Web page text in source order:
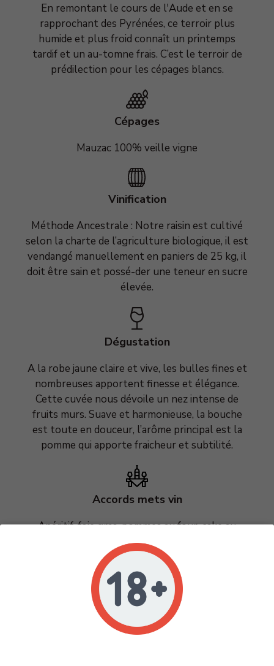
En remontant le cours de l'Aude et en se
rapprochant des Pyrénées, ce terroir plus
humide et plus froid connaît un printemps
tardif et un au-tomne frais. C’est le terroir de
prédilection pour les cépages blancs.
Cépages
Mauzac 100% veille vigne
Vinification
Méthode Ancestrale : Notre raisin est cultivé
selon la charte de l’agriculture biologique, il est
vendangé manuellement en paniers de 25 kg, il
doit être sain et possé-der une teneur en sucre
élevée.
Dégustation
A la robe jaune claire et vive, les bulles fines et
nombreuses apportent finesse et élégance.
Cette cuvée nous dévoile un nez intense de
fruits murs. Suave et harmonieuse, la bouche
est toute en douceur, l’arôme principal est la
pomme qui apporte fraicheur et subtilité.
Accords mets vin
Apéritif, foie gras, pommes au four, cake au
citron, crème brûlée et tarte tatin.
Température
Se déguste entre 6°C et 8°C environ.